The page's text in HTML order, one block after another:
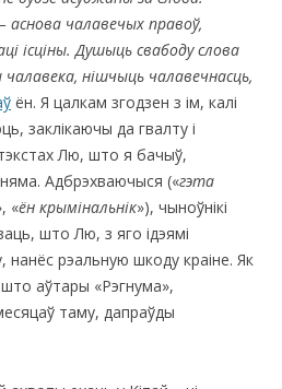
аснова чалавечых правоў,
ісціны. Душыць свабоду слова
нішчыць чалавечнасць,
ён. Я цалкам згодзен з ім, калі
заклікаючы да гвалту і
Лю, што я бачыў,
няма. Адбрэхваючыся («гэта
«ён крымінальнік»), чыноўнікі
што Лю, з яго ідэямі
нанёс рэальную шкоду краіне. Як
што аўтары «Рэгнума»,
таму, дапраўды